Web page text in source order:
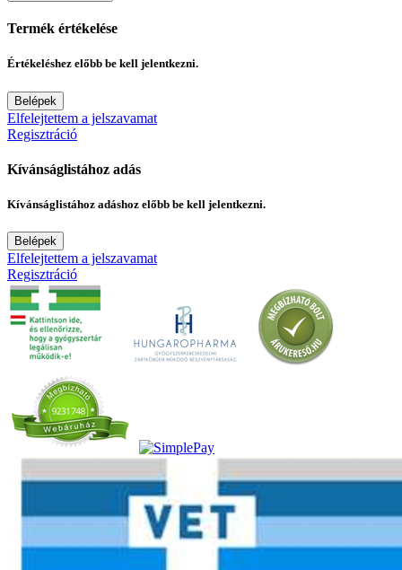
Termék értékelése
Értékeléshez előbb be kell jelentkezni.
Belépek
Elfelejtettem a jelszavamat
Regisztráció
Kívánságlistához adás
Kívánságlistához adáshoz előbb be kell jelentkezni.
Belépek
Elfelejtettem a jelszavamat
Regisztráció